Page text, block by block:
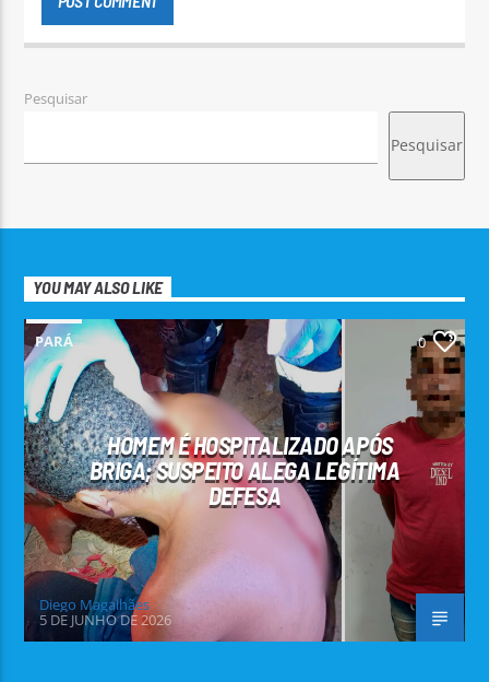
Pesquisar
Pesquisar
YOU MAY ALSO LIKE
PARÁ 0
HOMEM É HOSPITALIZADO APÓS
BRIGA; SUSPEITO ALEGA LEGÍTIMA
DEFESA
Diego Magalhães
5 DE JUNHO DE 2026